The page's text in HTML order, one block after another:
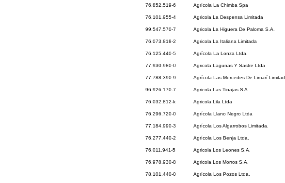
76.852.519-6 Agrícola La Chimba Spa
76.101.955-4 Agricola La Despensa Limitada
99.547.570-7 Agricola La Higuera De Paloma S.A.
76.073.818-2 Agricola La Italiana Limitada
76.125.440-5 Agrícola La Lonza Ltda.
77.930.980-0 Agricola Lagunas Y Sastre Ltda
77.788.390-9 Agrícola Las Mercedes De Limarí Limitad
96.926.170-7 Agricola Las Tinajas S A
76.032.812-k Agricola Lila Ltda
76.296.720-0 Agrícola Llano Negro Ltda
77.184.990-3 Agrícola Los Algarrobos Limitada.
76.277.440-2 Agrícola Los Benja Ltda.
76.011.941-5 Agricola Los Leones S.A.
76.978.930-8 Agricola Los Morros S.A.
78.101.440-0 Agrícola Los Pozos Ltda.